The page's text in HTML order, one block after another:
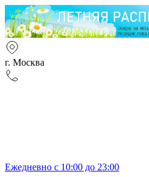
г. Москва
Ежедневно с 10:00 до 23:00